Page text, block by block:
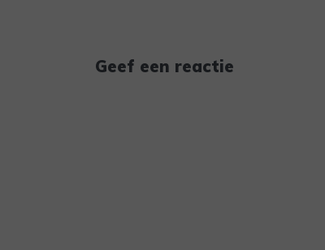
Geef een reactie